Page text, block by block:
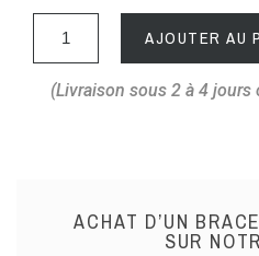
AJOUTER AU
(Livraison sous 2 à 4 jours
ACHAT D’UN
SUR